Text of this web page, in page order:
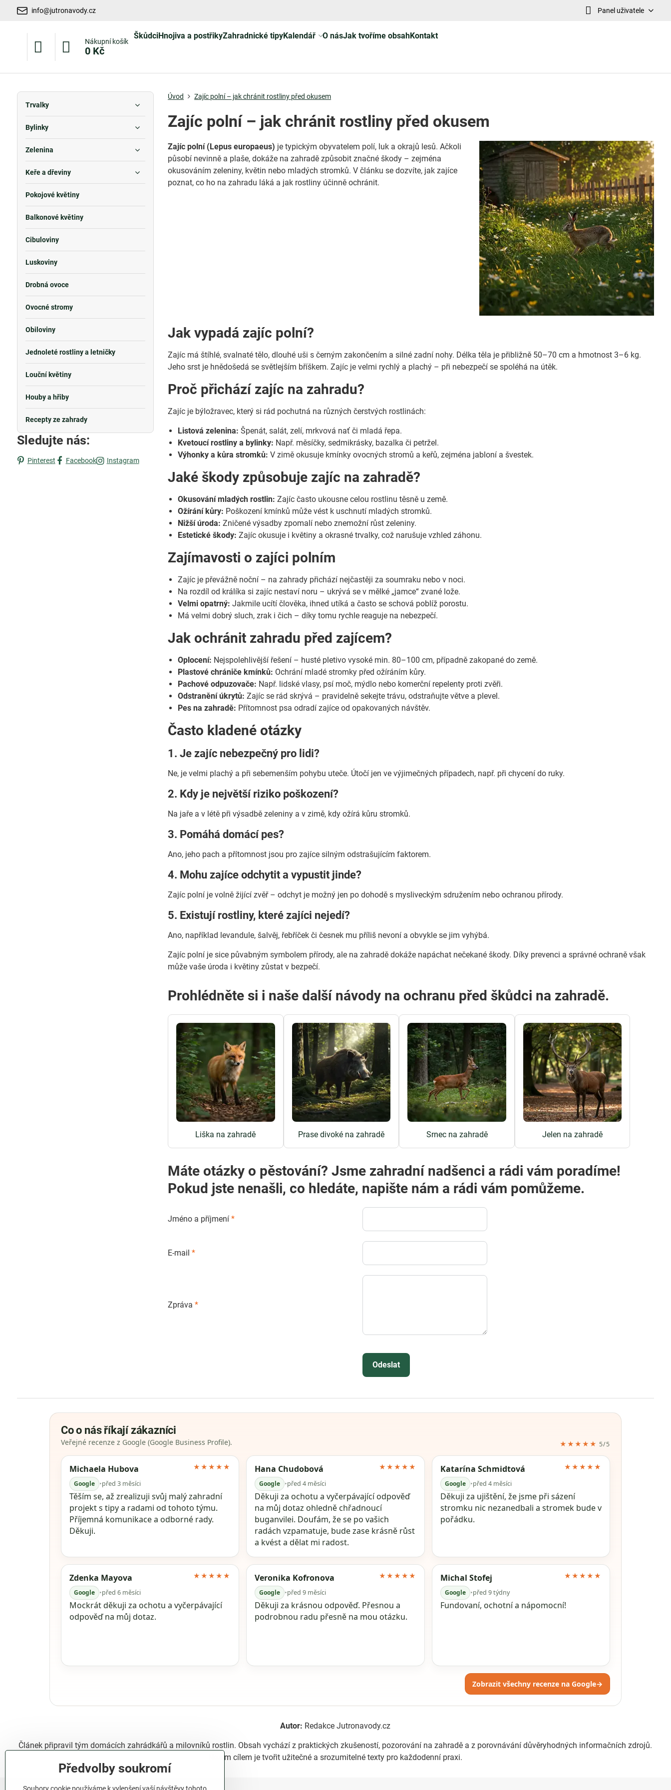
info@jutronavody.cz Panel uživatele
Nákupní košík
0 Kč
ŠkůdciHnojiva a postřikyZahradnické tipyKalendář O násJak tvoříme obsahKontakt
Úvod Zajíc polní – jak chránit rostliny před okusem
Zajíc polní – jak chránit rostliny před okusem
Zajíc polní (Lepus europaeus) je typickým obyvatelem polí, luk a okrajů lesů. Ačkoli
působí nevinně a plaše, dokáže na zahradě způsobit značné škody – zejména
okusováním zeleniny, květin nebo mladých stromků. V článku se dozvíte, jak zajíce
poznat, co ho na zahradu láká a jak rostliny účinně ochránit.
Jak vypadá zajíc polní?
Zajíc má štíhlé, svalnaté tělo, dlouhé uši s černým zakončením a silné zadní nohy. Délka těla je přibližně 50–70 cm a hmotnost 3–6 kg.
Jeho srst je hnědošedá se světlejším bříškem. Zajíc je velmi rychlý a plachý – při nebezpečí se spoléhá na útěk.
Proč přichází zajíc na zahradu?
Zajíc je býložravec, který si rád pochutná na různých čerstvých rostlinách:
Listová zelenina: Špenát, salát, zelí, mrkvová nať či mladá řepa.
Kvetoucí rostliny a bylinky: Např. měsíčky, sedmikrásky, bazalka či petržel.
Výhonky a kůra stromků: V zimě okusuje kmínky ovocných stromů a keřů, zejména jabloní a švestek.
Jaké škody způsobuje zajíc na zahradě?
Okusování mladých rostlin: Zajíc často ukousne celou rostlinu těsně u země.
Ožírání kůry: Poškození kmínků může vést k uschnutí mladých stromků.
Nižší úroda: Zničené výsadby zpomalí nebo znemožní růst zeleniny.
Estetické škody: Zajíc okusuje i květiny a okrasné trvalky, což narušuje vzhled záhonu.
Zajímavosti o zajíci polním
Zajíc je převážně noční – na zahrady přichází nejčastěji za soumraku nebo v noci.
Na rozdíl od králíka si zajíc nestaví noru – ukrývá se v mělké „jamce“ zvané lože.
Velmi opatrný: Jakmile ucítí člověka, ihned utíká a často se schová poblíž porostu.
Má velmi dobrý sluch, zrak i čich – díky tomu rychle reaguje na nebezpečí.
Jak ochránit zahradu před zajícem?
Oplocení: Nejspolehlivější řešení – husté pletivo vysoké min. 80–100 cm, případně zakopané do země.
Plastové chrániče kmínků: Ochrání mladé stromky před ožíráním kůry.
Pachové odpuzovače: Např. lidské vlasy, psí moč, mýdlo nebo komerční repelenty proti zvěři.
Odstranění úkrytů: Zajíc se rád skrývá – pravidelně sekejte trávu, odstraňujte větve a plevel.
Pes na zahradě: Přítomnost psa odradí zajíce od opakovaných návštěv.
Často kladené otázky
1. Je zajíc nebezpečný pro lidi?
Ne, je velmi plachý a při sebemenším pohybu uteče. Útočí jen ve výjimečných případech, např. při chycení do ruky.
2. Kdy je největší riziko poškození?
Na jaře a v létě při výsadbě zeleniny a v zimě, kdy ožírá kůru stromků.
3. Pomáhá domácí pes?
Ano, jeho pach a přítomnost jsou pro zajíce silným odstrašujícím faktorem.
4. Mohu zajíce odchytit a vypustit jinde?
Zajíc polní je volně žijící zvěř – odchyt je možný jen po dohodě s mysliveckým sdružením nebo ochranou přírody.
5. Existují rostliny, které zajíci nejedí?
Ano, například levandule, šalvěj, řebříček či česnek mu příliš nevoní a obvykle se jim vyhýbá.
Zajíc polní je sice půvabným symbolem přírody, ale na zahradě dokáže napáchat nečekané škody. Díky prevenci a správné ochraně však
může vaše úroda i květiny zůstat v bezpečí.
Prohlédněte si i naše další návody na ochranu před škůdci na zahradě.
Liška na zahradě Prase divoké na zahradě Srnec na zahradě Jelen na zahradě
Máte otázky o pěstování? Jsme zahradní nadšenci a rádi vám poradíme!
Pokud jste nenašli, co hledáte, napište nám a rádi vám pomůžeme.
Jméno a příjmení*
E-mail*
Zpráva*
Odeslat
Trvalky
Bylinky
Zelenina
Keře a dřeviny
Pokojové květiny
Balkonové květiny
Cibuloviny
Luskoviny
Drobná ovoce
Ovocné stromy
Obiloviny
Jednoleté rostliny a letničky
Louční květiny
Houby a hřiby
Recepty ze zahrady
Sledujte nás:
Pinterest Facebook Instagram
Co o nás říkají zákazníci
Veřejné recenze z Google (Google Business Profile). ★★★★★ 5/5
Michaela Hubova
Google •před 3 měsíci
★★★★★
Těším se, až zrealizuji svůj malý zahradní
projekt s tipy a radami od tohoto týmu.
Příjemná komunikace a odborné rady.
Děkuji.
Hana Chudobová
Google •před 4 měsíci
★★★★★
Děkuji za ochotu a vyčerpávající odpověď
na můj dotaz ohledně chřadnoucí
buganvilei. Doufám, že se po vašich
radách vzpamatuje, bude zase krásně růst
a kvést a dělat mi radost.
Katarína Schmidtová
Google •před 4 měsíci
★★★★★
Děkuji za ujištění, že jsme při sázení
stromku nic nezanedbali a stromek bude v
pořádku.
Zdenka Mayova
Google •před 6 měsíci
★★★★★
Mockrát děkuji za ochotu a vyčerpávající
odpověď na můj dotaz.
Veronika Kofronova
Google •před 9 měsíci
★★★★★
Děkuji za krásnou odpověď. Přesnou a
podrobnou radu přesně na mou otázku.
Michal Stofej
Google •před 9 týdny
★★★★★
Fundovaní, ochotní a nápomocní!
Zobrazit všechny recenze na Google→
Autor: Redakce Jutronavody.cz
Článek připravil tým domácích zahrádkářů a milovníků rostlin. Obsah vychází z praktických zkušeností, pozorování na zahradě a z porovnávání důvěryhodných informačních zdrojů.
Naším cílem je tvořit užitečné a srozumitelné texty pro každodenní praxi.
Předvolby soukromí